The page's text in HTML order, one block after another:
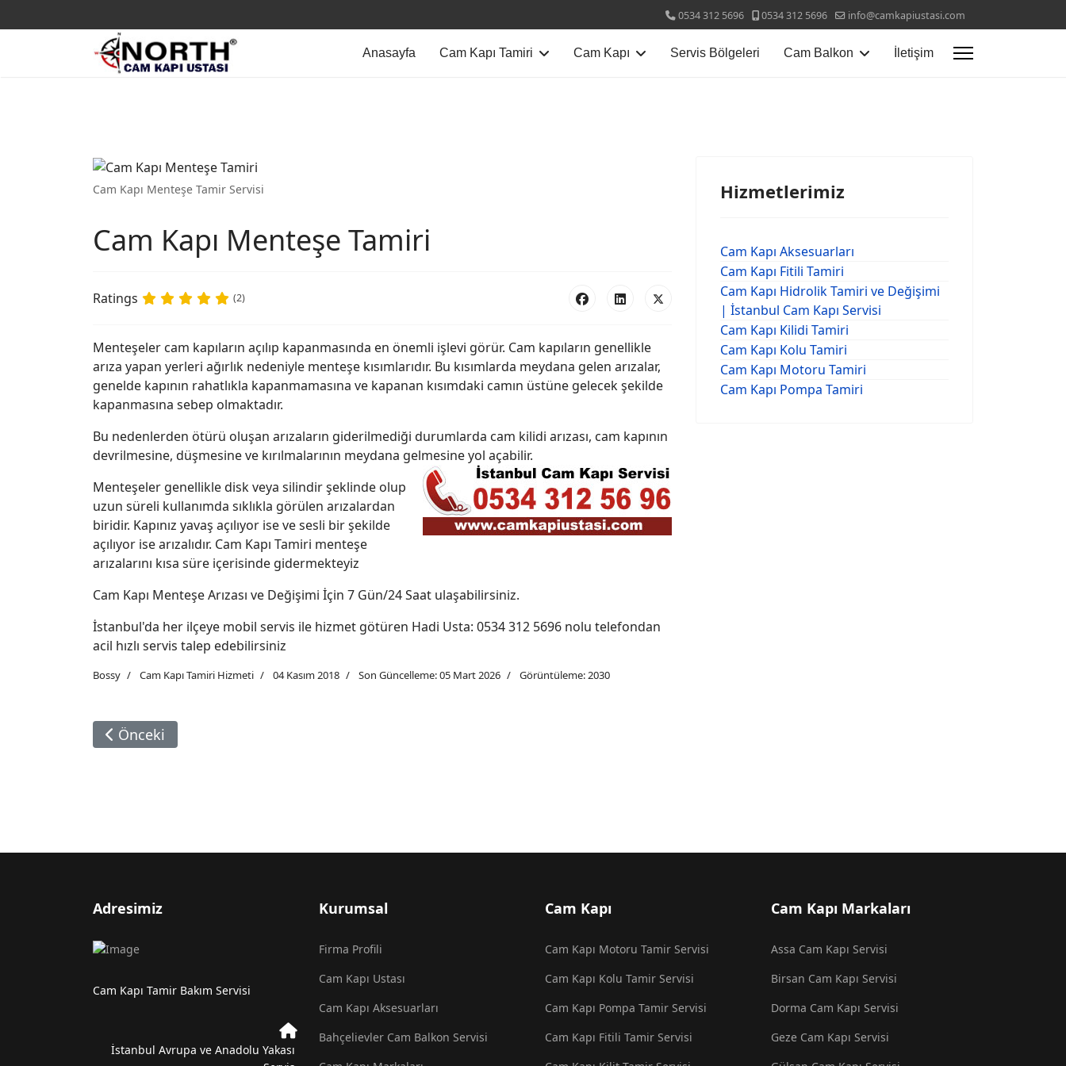
0534 312 5696 0534 312 5696 info@camkapiustasi.com
Anasayfa Cam Kapı Tamiri Cam Kapı Servis Bölgeleri Cam Balkon İletişim
Cam Kapı Menteşe Tamir Servisi
Cam Kapı Menteşe Tamiri
Ratings (2)
Menteşeler cam kapıların açılıp kapanmasında en önemli işlevi görür. Cam kapıların genellikle
arıza yapan yerleri ağırlık nedeniyle menteşe kısımlarıdır. Bu kısımlarda meydana gelen arızalar,
genelde kapının rahatlıkla kapanmamasına ve kapanan kısımdaki camın üstüne gelecek şekilde
kapanmasına sebep olmaktadır.
Bu nedenlerden ötürü oluşan arızaların giderilmediği durumlarda cam kilidi arızası, cam kapının
devrilmesine, düşmesine ve kırılmalarının meydana gelmesine yol açabilir.
Menteşeler genellikle disk veya silindir şeklinde olup
uzun süreli kullanımda sıklıkla görülen arızalardan
biridir. Kapınız yavaş açılıyor ise ve sesli bir şekilde
açılıyor ise arızalıdır. Cam Kapı Tamiri menteşe
arızalarını kısa süre içerisinde gidermekteyiz
Cam Kapı Menteşe Arızası ve Değişimi İçin 7 Gün/24 Saat ulaşabilirsiniz.
İstanbul'da her ilçeye mobil servis ile hizmet götüren Hadi Usta: 0534 312 5696 nolu telefondan
acil hızlı servis talep edebilirsiniz
Bossy Cam Kapı Tamiri Hizmeti 04 Kasım 2018 Son Güncelleme: 05 Mart 2026 Görüntüleme: 2030
Önceki Makale: Cam Kapı Kolu Tamiri
Önceki
Hizmetlerimiz
Cam Kapı Aksesuarları
Cam Kapı Fitili Tamiri
Cam Kapı Hidrolik Tamiri ve Değişimi
| İstanbul Cam Kapı Servisi
Cam Kapı Kilidi Tamiri
Cam Kapı Kolu Tamiri
Cam Kapı Motoru Tamiri
Cam Kapı Pompa Tamiri
Adresimiz
Cam Kapı Tamir Bakım Servisi
İstanbul Avrupa ve Anadolu Yakası
Kurumsal
Firma Profili
Cam Kapı Ustası
Cam Kapı Aksesuarları
Bahçelievler Cam Balkon Servisi
Cam Kapı
Cam Kapı Motoru Tamir Servisi
Cam Kapı Kolu Tamir Servisi
Cam Kapı Pompa Tamir Servisi
Cam Kapı Fitili Tamir Servisi
Cam Kapı Markaları
Assa Cam Kapı Servisi
Birsan Cam Kapı Servisi
Dorma Cam Kapı Servisi
Geze Cam Kapı Servisi